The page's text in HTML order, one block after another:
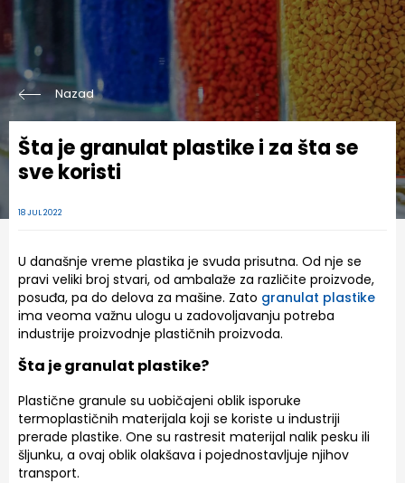
Nazad
Šta je granulat plastike i za šta se
sve koristi
18 JUL 2022
U današnje vreme plastika je svuda prisutna. Od nje se
pravi veliki broj stvari, od ambalaže za različite proizvode,
posuđa, pa do delova za mašine. Zato granulat plastike
ima veoma važnu ulogu u zadovoljavanju potreba
industrije proizvodnje plastičnih proizvoda.
Šta je granulat plastike?
Plastične granule su uobičajeni oblik isporuke
termoplastičnih materijala koji se koriste u industriji
prerade plastike. One su rastresit materijal nalik pesku ili
šljunku, a ovaj oblik olakšava i pojednostavljuje njihov
transport.